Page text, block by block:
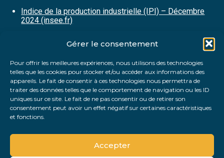
Gérer le consentement
Pour offrir les meilleures expériences, nous utilisons des technologies
telles que les cookies pour stocker et/ou accéder aux informations des
appareils. Le fait de consentir à ces technologies nous permettra de
traiter des données telles que le comportement de navigation ou les ID
uniques sur ce site. Le fait de ne pas consentir ou de retirer son
consentement peut avoir un effet négatif sur certaines caractéristiques
et fonctions.
Accepter
Indice de la production industrielle (IPI) – Décembre
2024 (insee.fr)
FaceBook
TwitterLinkedIn